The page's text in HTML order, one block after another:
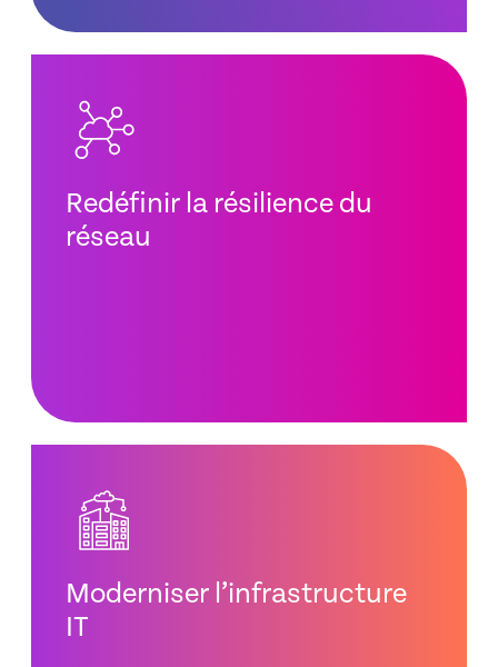
Redéfinir la résilience du
réseau
Moderniser l’infrastructure
IT